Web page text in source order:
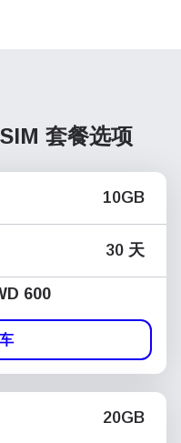
套餐选项
10GB
30 天
600
20GB